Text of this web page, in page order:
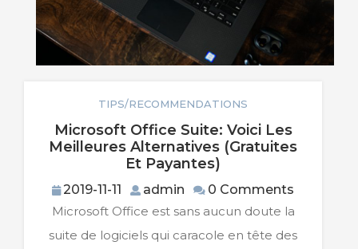
TIPS/RECOMMENDATIONS
Microsoft Office Suite: Voici Les
Meilleures Alternatives (gratuites
Et Payantes)
Suite:
Voici
Les
2019-11-11
2019-
11-
11
admin admin
0 Comments
Microsoft Office est sans aucun doute la
suite de logiciels qui caracole en tête des